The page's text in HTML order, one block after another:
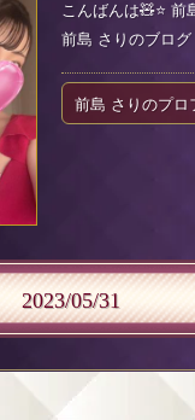
こんばんは🧸⭐️ 前
前島 さりのブログ
前島 さりのプロ
2023/05/31